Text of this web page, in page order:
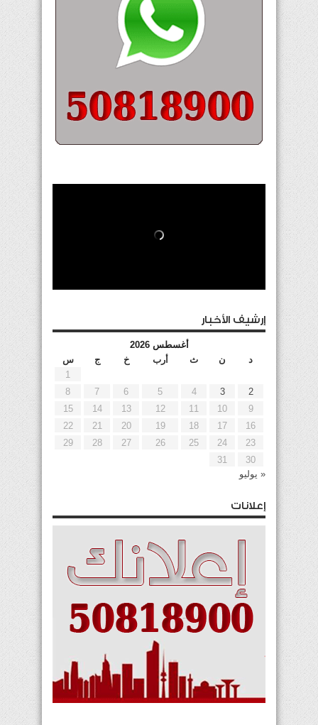
إرشيف الأخبار
أغسطس 2026
د
ن ث أرب خ ج
س
1
2
3
4
5
6
7
8
9
10
11
12
13
14
15
16
17
18
19
20
21
22
23
24
25
26
27
28
29
30
31
« يوليو
إعلانات